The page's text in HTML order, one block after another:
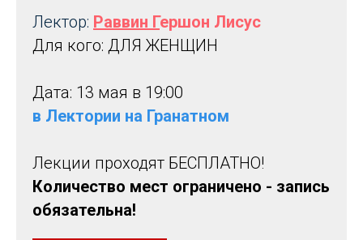
Лектор: Раввин Гершон Лисус
Для кого: ДЛЯ ЖЕНЩИН
Дата: 13 мая в 19:00
в Лектории на Гранатном
Лекции проходят БЕСПЛАТНО!
Количество мест ограничено - запись
обязательна!